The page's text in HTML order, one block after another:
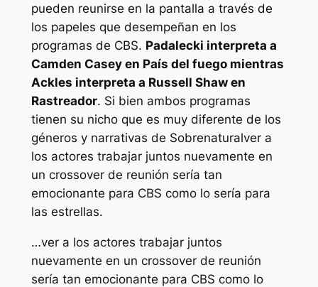
pueden reunirse en la pantalla a través de
los papeles que desempeñan en los
programas de CBS. Padalecki interpreta a
Camden Casey en País del fuego mientras
Ackles interpreta a Russell Shaw en
Rastreador. Si bien ambos programas
tienen su nicho que es muy diferente de los
géneros y narrativas de Sobrenaturalver a
los actores trabajar juntos nuevamente en
un crossover de reunión sería tan
emocionante para CBS como lo sería para
las estrellas.
…ver a los actores trabajar juntos
nuevamente en un crossover de reunión
sería tan emocionante para CBS como lo